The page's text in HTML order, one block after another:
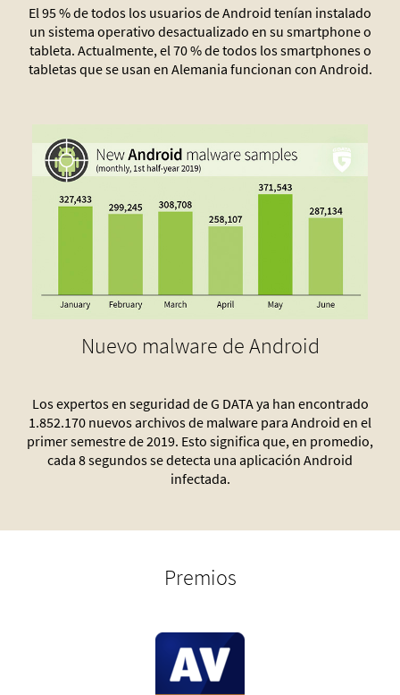
El 95 % de todos los usuarios de Android tenían instalado
un sistema operativo desactualizado en su smartphone o
tableta. Actualmente, el 70 % de todos los smartphones o
tabletas que se usan en Alemania funcionan con Android.
Nuevo malware de Android
Los expertos en seguridad de G DATA ya han encontrado
1.852.170 nuevos archivos de malware para Android en el
primer semestre de 2019. Esto significa que, en promedio,
cada 8 segundos se detecta una aplicación Android
infectada.
Premios